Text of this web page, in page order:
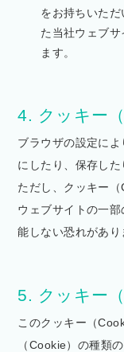
をお持ちいた
た当社ウェブ
ます。
4. クッキー
ブラウザの設定に
にしたり、保存した
ただし、クッキー
ウェブサイトの一
能しない恐れがあり
5. クッキー
このクッキー（
（Cookie）の種類